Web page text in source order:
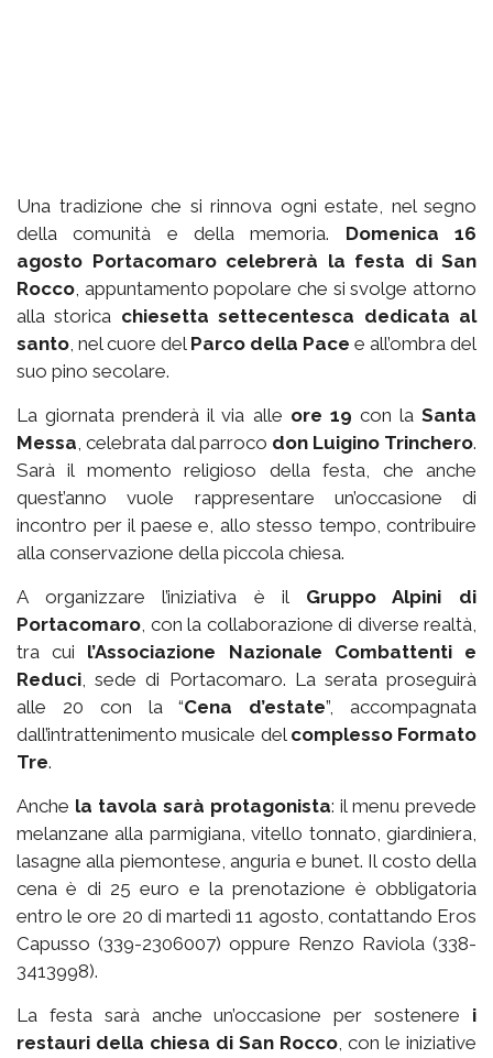
Una tradizione che si rinnova ogni estate, nel segno
della comunità e della memoria. Domenica 16
agosto Portacomaro celebrerà la festa di San
Rocco, appuntamento popolare che si svolge attorno
alla storica chiesetta settecentesca dedicata al
santo, nel cuore del Parco della Pace e all’ombra del
suo pino secolare.
La giornata prenderà il via alle ore 19 con laSanta
Messa, celebrata dal parroco don Luigino Trinchero.
Sarà il momento religioso della festa, che anche
quest’anno vuole rappresentare un’occasione di
incontro per il paese e, allo stesso tempo, contribuire
alla conservazione della piccola chiesa.
A organizzare l’iniziativa è il Gruppo Alpini di
Portacomaro, con la collaborazione di diverse realtà,
tra cui l’Associazione Nazionale Combattenti e
Reduci, sede di Portacomaro. La serata proseguirà
alle 20 con la “Cena d’estate”, accompagnata
dall’intrattenimento musicale del complesso Formato
Tre.
Anche la tavola sarà protagonista: il menu prevede
melanzane alla parmigiana, vitello tonnato, giardiniera,
lasagne alla piemontese, anguria e bunet. Il costo della
cena è di 25 euro e la prenotazione è obbligatoria
entro le ore 20 di martedì 11 agosto, contattando Eros
Capusso (339-2306007) oppure Renzo Raviola (338-
3413998).
La festa sarà anche un’occasione per sostenere i
restauri della chiesa di San Rocco, con le iniziative